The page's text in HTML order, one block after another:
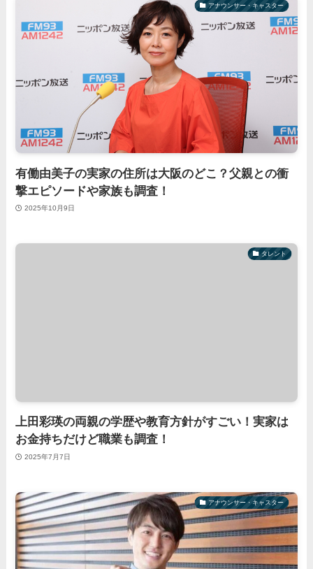
アナウンサー・キャスター
有働由美子の実家の住所は大阪のどこ？父親との衝
撃エピソードや家族も調査！
2025年10月9日
タレント
上田彩瑛の両親の学歴や教育方針がすごい！実家は
お金持ちだけど職業も調査！
2025年7月7日
アナウンサー・キャスター